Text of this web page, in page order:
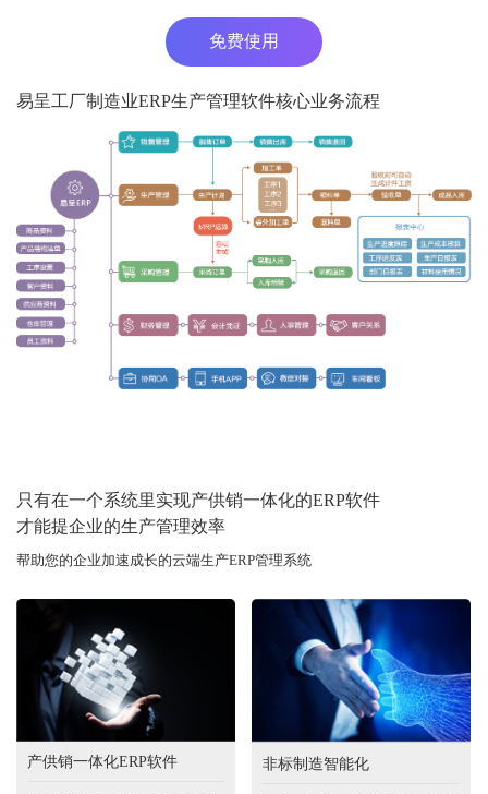
免费使用
易呈工厂制造业ERP生产管理软件核心业务流程
只有在一个系统里实现产供销一体化的ERP软件
才能提企业的生产管理效率
帮助您的企业加速成长的云端生产ERP管理系统
产供销一体化ERP软件 非标制造智能化